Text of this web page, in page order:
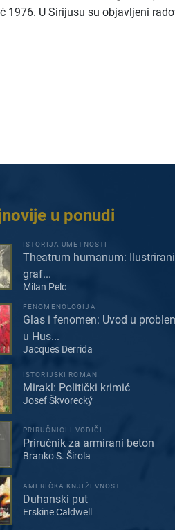
1976. U Sirijusu su objavljeni
u ponudi
ISTORIJA UMETNOSTI
Theatrum humanum:
graf...
Milan Pelc
FENOMENOLOGIJA
Glas i fenomen: Uvod u
u Hus...
Jacques Derrida
ISTORIJSKI ROMAN
Mirakl: Politički krimić
Josef Škvorecký
PRIRUČNICI I VODIČI
Priručnik za armirani beton
Branko S. Širola
AMERIČKA KNJIŽEVNOST
Duhanski put
Erskine Caldwell